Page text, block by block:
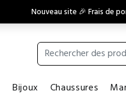
Nouveau site 🎉 Frais de
Bijoux Chaussures